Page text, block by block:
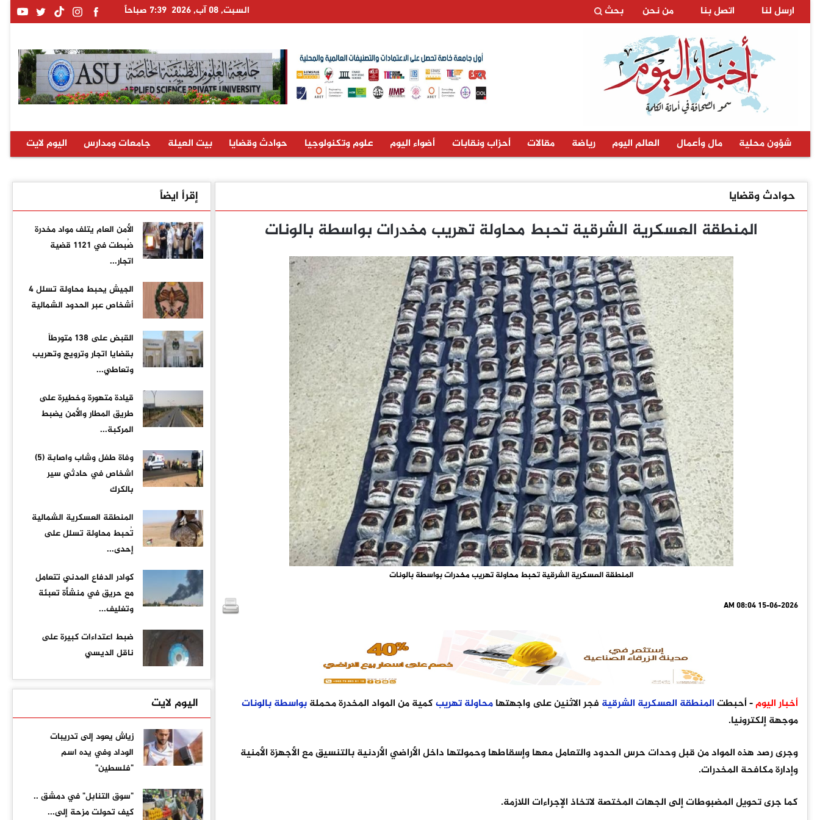
ارسل لنا اتصل بنا من نحن بحث السبت, 08 آب, 2026 7:39 صباحاً
شؤون محلية مال وأعمال العالم اليوم رياضة مقالات أحزاب ونقابات أضواء اليوم علوم وتكنولوجيا حوادث وقضايا بيت العيلة جامعات ومدارس اليوم لايت
حوادث وقضايا
المنطقة العسكرية الشرقية تحبط محاولة تهريب مخدرات بواسطة بالونات
المنطقة العسكرية الشرقية تحبط محاولة تهريب مخدرات بواسطة بالونات
15-06-2026 08:04 AM
أخبار اليوم- أحبطتالمنطقة العسكرية الشرقية فجر الاثنين على واجهتهامحاولةتهريبكمية من المواد المخدرة محملةبواسطةبالونات
موجهة إلكترونيا.
وجرى رصد هذه المواد من قبل وحدات حرس الحدود والتعامل معها وإسقاطها وحمولتها داخل الأراضي الأردنية بالتنسيق مع الأجهزة الأمنية
وإدارة مكافحة المخدرات.
كما جرى تحويل المضبوطات إلى الجهات المختصة لاتخاذ الإجراءات اللازمة.
إقرأ ايضاً
الأمن العام يتلف مواد مخدرة
ضُبطت في 1121 قضية
اتجار...
الجيش يحبط محاولة تسلل 4
أشخاص عبر الحدود الشمالية
القبض على ١٣٨ متورطاً
بقضايا اتجار وترويج وتهريب
وتعاطي...
قيادة متهورة وخطيرة على
طريق المطار والأمن يضبط
المركبة...
وفاة طفل وشاب واصابة (5)
اشخاص في حادثي سير
بالكرك
المنطقة العسكرية الشمالية
تُحبط محاولة تسلل على
إحدى...
كوادر الدفاع المدني تتعامل
مع حريق في منشأة تعبئة
وتغليف...
ضبط اعتداءات كبيرة على
ناقل الديسي
اليوم لايت
زياش يعود إلى تدريبات
الوداد وفي يده اسم
"فلسطين"
"سوق التنابل" في دمشق ..
كيف تحولت مزحة إلى...